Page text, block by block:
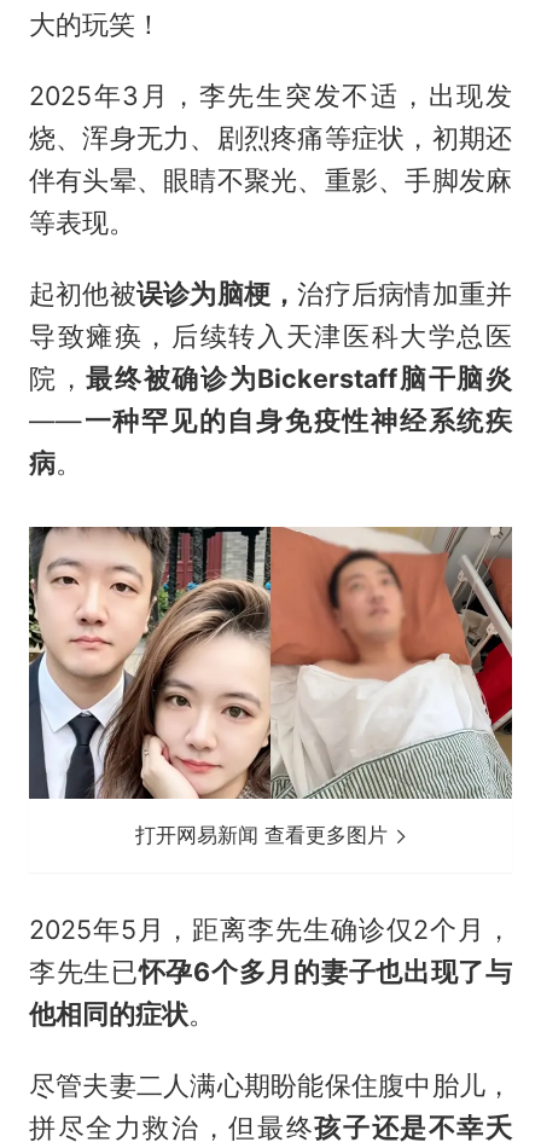
大的玩笑！
2025年3月，李先生突发不适，出现发
烧、浑身无力、剧烈疼痛等症状，初期还
伴有头晕、眼睛不聚光、重影、手脚发麻
等表现。
起初他被误诊为脑梗，治疗后病情加重并
导致瘫痪，后续转入天津医科大学总医
院，最终被确诊为Bickerstaff脑干脑炎
——一种罕见的自身免疫性神经系统疾
病。
打开网易新闻 查看更多图片
2025年5月，距离李先生确诊仅2个月，
李先生已怀孕6个多月的妻子也出现了与
他相同的症状。
尽管夫妻二人满心期盼能保住腹中胎儿，
拼尽全力救治，但最终孩子还是不幸夭